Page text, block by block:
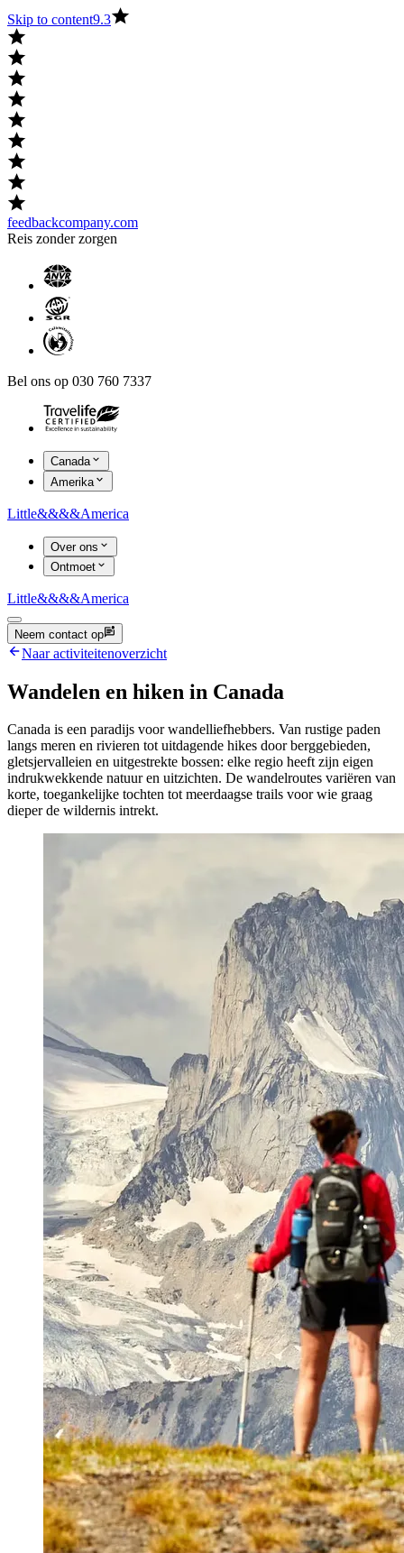
Skip to content9.3
feedbackcompany.com
Reis zonder zorgen
Bel ons op 030 760 7337
Canada
Amerika
Little&&&&America
Over ons
Ontmoet
Little&&&&America
Neem contact op
Naar activiteitenoverzicht
Wandelen en hiken in Canada
Canada is een paradijs voor wandelliefhebbers. Van rustige paden
langs meren en rivieren tot uitdagende hikes door berggebieden,
gletsjervalleien en uitgestrekte bossen: elke regio heeft zijn eigen
indrukwekkende natuur en uitzichten. De wandelroutes variëren van
korte, toegankelijke tochten tot meerdaagse trails voor wie graag
dieper de wildernis intrekt.